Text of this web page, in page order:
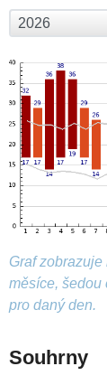
Graf
měsíce, šedou
pro daný den.
Souhrny